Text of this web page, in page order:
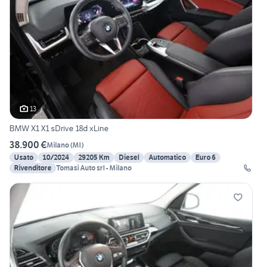
13
BMW X1 X1 sDrive 18d xLine
38.900 €Milano(MI)
Usato
10/2024 29205 Km Diesel Automatico
Euro 6
Rivenditore Tomasi Auto srl - Milano